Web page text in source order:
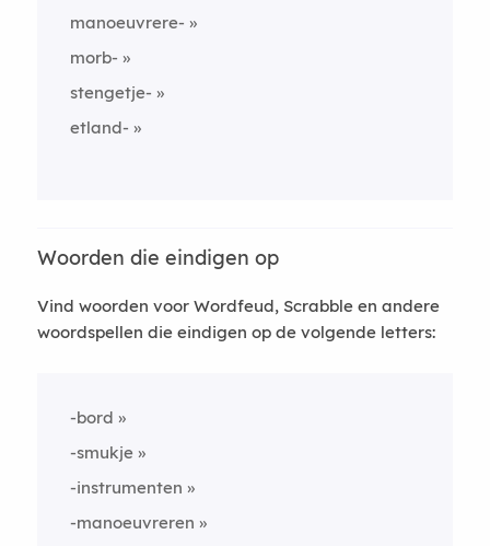
manoeuvrere-
morb-
stengetje-
etland-
Woorden die eindigen op
Vind woorden voor Wordfeud, Scrabble en andere
woordspellen die eindigen op de volgende letters:
-bord
-smukje
-instrumenten
-manoeuvreren